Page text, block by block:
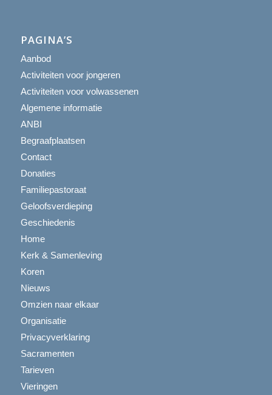
PAGINA’S
Aanbod
Activiteiten voor jongeren
Activiteiten voor volwassenen
Algemene informatie
ANBI
Begraafplaatsen
Contact
Donaties
Familiepastoraat
Geloofsverdieping
Geschiedenis
Home
Kerk & Samenleving
Koren
Nieuws
Omzien naar elkaar
Organisatie
Privacyverklaring
Sacramenten
Tarieven
Vieringen